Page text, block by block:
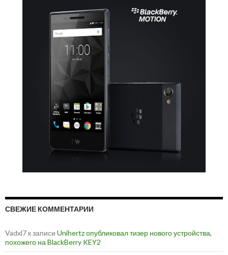
СВЕЖИЕ КОММЕНТАРИИ
Vadxl7 к записи Unihertz опубликовал тизер нового устройства,
похожего на BlackBerry KEY2